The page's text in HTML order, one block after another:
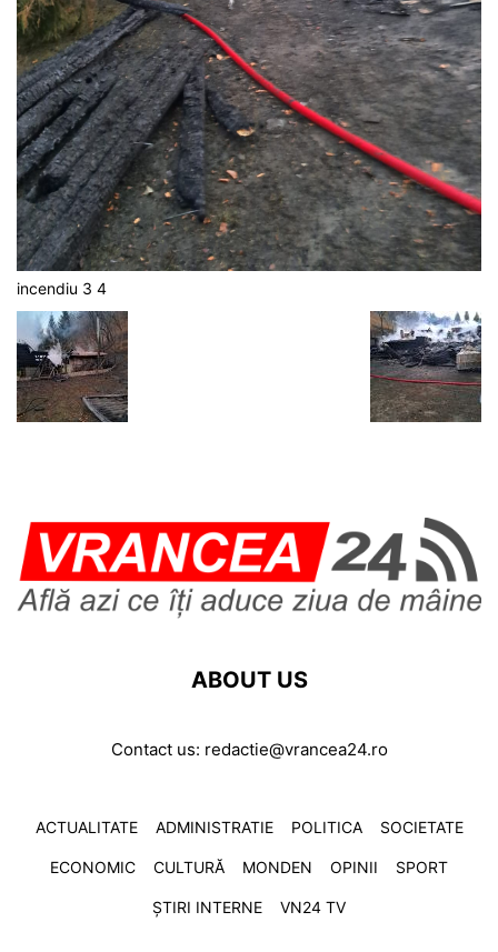
incendiu 3 4
ABOUT US
Contact us: redactie@vrancea24.ro
ACTUALITATE ADMINISTRATIE POLITICA SOCIETATE
ECONOMIC CULTURĂ MONDEN OPINII SPORT
ȘTIRI INTERNE VN24 TV